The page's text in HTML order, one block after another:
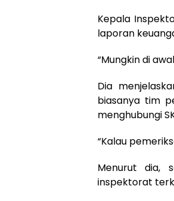
Kepala
laporan
“Mungkin di
Dia
biasanya tim
menghubungi
“Kalau
Menurut dia,
inspektorat